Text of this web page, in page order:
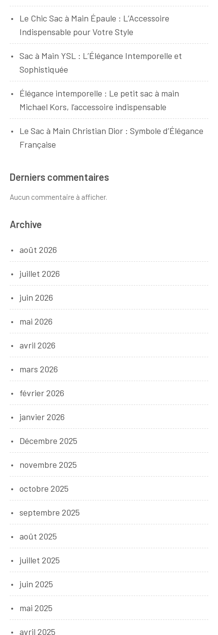
Le Chic Sac à Main Épaule : L’Accessoire
Indispensable pour Votre Style
Sac à Main YSL : L’Élégance Intemporelle et
Sophistiquée
Élégance intemporelle : Le petit sac à main
Michael Kors, l’accessoire indispensable
Le Sac à Main Christian Dior : Symbole d’Élégance
Française
Derniers commentaires
Aucun commentaire à afficher.
Archive
août 2026
juillet 2026
juin 2026
mai 2026
avril 2026
mars 2026
février 2026
janvier 2026
Décembre 2025
novembre 2025
octobre 2025
septembre 2025
août 2025
juillet 2025
juin 2025
mai 2025
avril 2025